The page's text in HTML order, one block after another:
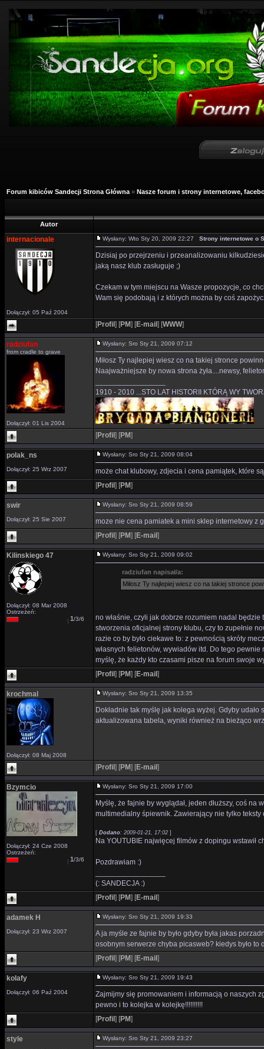
Forum kibiców Sandecji Strona Główna » Nasze forum i strony internetowe,
Autor
internacionale
Dołączył: 05 Paź 2004
Wysłany: Wto Sty 20, 2009 22:27 Strony internetowe o
Dzisiaj po przejrzeniu i przeanalizowaniu
jaką nasz klub zasługuje ;)
Czekam w tym miejscu na Wasze propozycje, co
Wam się podobają i z których można by coś
[Profil ] [PM] [E-mail ] [WWW]
radziufan
from cradle to grave
Dołączył: 01 Lis 2004
Wysłany: Sro Sty 21, 2009 07:12
Miłosz Ty najlepiej wiesz co na takiej stronce
Naajważniejsze by nowa strona żyła....newsy,
1910 - 2010 ...STO LAT HISTORII KTÓRĄ WY
[Profil ] [PM]
polak_ns
Dołączył: 25 Wrz 2007
Wysłany: Sro Sty 21, 2009 08:04
może chat klubowy, zdjecia i cena pamiątek, które
[Profil ] [PM]
swir
Dołączył: 25 Sie 2007
Wysłany: Sro Sty 21, 2009 08:59
moze nie cena pamiatek a mini sklep internetowy z
[Profil ] [PM] [E-mail ]
Kilinskiego 47
Dołączył: 08 Mar 2008
Ostrzeżeń:
1/3/6
Wysłany: Sro Sty 21, 2009 09:02
radziufan napisał/a:
Miłosz Ty najlepiej wiesz co na takiej stronce
no właśnie, czyli jak dobrze rozumiem nadal
stworzenia oficjalnej strony klubu, czy to zupełnie
razie co by było ciekawe to: z pewnością skróty
własnych felietonów, wywiadów itd. Do tego
myślę, że każdy kto czasami pisze na forum swoje
[Profil ] [PM] [E-mail ]
krochmal
Dołączył: 08 Maj 2008
Wysłany: Sro Sty 21, 2009 13:35
Dokładnie tak myślę jak kolega wyżej. Gdyby
aktualizowana tabela, wyniki również na bieżąco
[Profil ] [PM] [E-mail ]
Bzymcio
Dołączył: 24 Cze 2008
Ostrzeżeń:
1/3/6
Wysłany: Sro Sty 21, 2009 17:00
Myślę, że fajnie by wyglądał, jeden dłuższy, coś
multimedialny śpiewnik. Zawierający nie tylko
[ Dodano: 2009-01-21, 17:02 ]
Na YOUTUBIE najwięcej filmów z dopingu wstawił
Pozdrawiam :)
(: SANDECJA :)
[Profil ] [PM] [E-mail ]
adamek H
Dołączył: 23 Wrz 2007
Wysłany: Sro Sty 21, 2009 19:33
A ja myśle ze fajnie by było gdyby była jakas
osobnym serwerze chyba picasweb? kiedys było to
[Profil ] [PM] [E-mail ]
kolafy
Dołączył: 06 Paź 2004
Wysłany: Sro Sty 21, 2009 19:43
Zajmijmy się promowaniem i informacją o naszych
pewno i to kolejka w kolejkę!!!!!!!!!!
[Profil ] [PM]
style Wysłany: Sro Sty 21, 2009 23:27